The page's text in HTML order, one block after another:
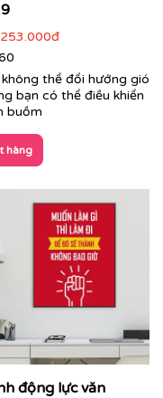
253.000đ
không thể đổi hướng gió
bạn có thể điều khiển
buồm
hàng
động lực văn